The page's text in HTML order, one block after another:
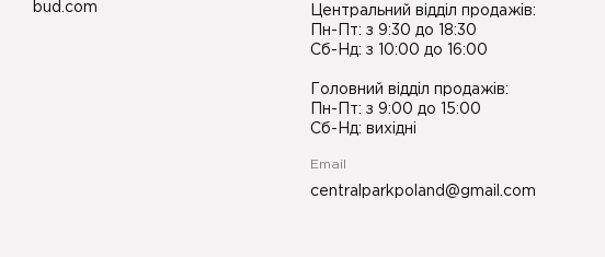
bud.com
Центральний відділ продажів:
Пн-Пт: з 9:30 до 18:30
Сб-Нд: з 10:00 до 16:00
Головний відділ продажів:
Пн-Пт: з 9:00 до 15:00
Сб-Нд: вихідні
Email
centralparkpoland@gmail.com